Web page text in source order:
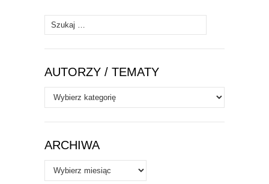
Szukaj:
AUTORZY / TEMATY
Autorzy
/
Tematy
ARCHIWA
Archiwa